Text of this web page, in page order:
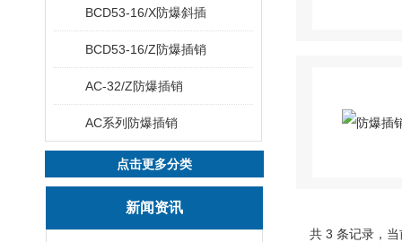
BCD53-16/X防爆斜插
BCD53-16/Z防爆插销
AC-32/Z防爆插销
AC系列防爆插销
点击更多分类
新闻资讯
共 3 条记录，